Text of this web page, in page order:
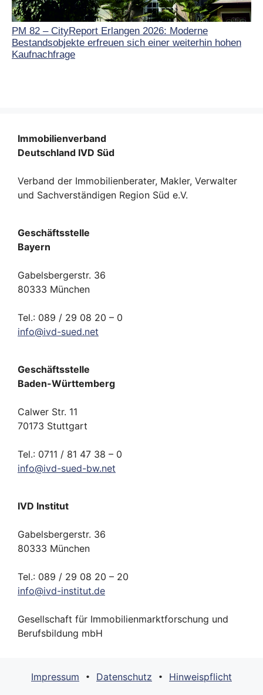
PM 82 – CityReport Erlangen 2026: Moderne
Bestandsobjekte erfreuen sich einer weiterhin hohen
Kaufnachfrage
Immobilienverband
Deutschland IVD Süd
Verband der Immobilienberater, Makler, Verwalter
und Sachverständigen Region Süd e.V.
Geschäftsstelle
Bayern
Gabelsbergerstr. 36
80333 München
Tel.: 089 / 29 08 20 – 0
info@ivd-sued.net
Geschäftsstelle
Baden-Württemberg
Calwer Str. 11
70173 Stuttgart
Tel.: 0711 / 81 47 38 – 0
info@ivd-sued-bw.net
IVD Institut
Gabelsbergerstr. 36
80333 München
Tel.: 089 / 29 08 20 – 20
info@ivd-institut.de
Gesellschaft für Immobilienmarktforschung und
Berufsbildung mbH
Impressum • Datenschutz • Hinweispflicht